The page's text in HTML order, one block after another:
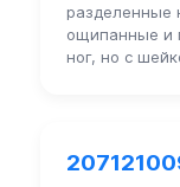
разделенные
ощипанные и
ног, но с